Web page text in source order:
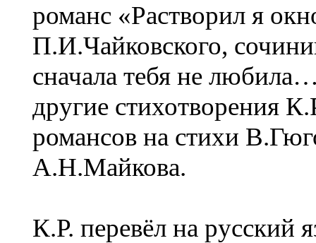
романс «Растворил я
П.И.Чайковского,
сначала тебя не
другие стихотворения
романсов на стихи
А.Н.Майкова.
К.Р. перевёл на